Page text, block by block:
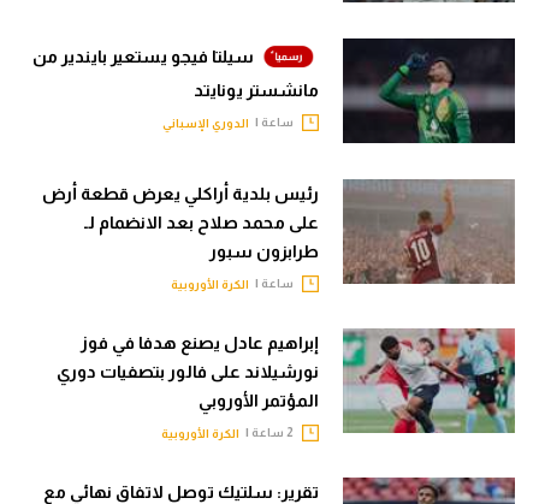
سيلتا فيجو يستعير بايندير من
مانشستر يونايتد
ساعة | الدوري الإسباني
رئيس بلدية أراكلي يعرض قطعة أرض
على محمد صلاح بعد الانضمام لـ
طرابزون سبور
ساعة | الكرة الأوروبية
إبراهيم عادل يصنع هدفا في فوز
نورشيلاند على فالور بتصفيات دوري
المؤتمر الأوروبي
الكرة الأوروبية
تقرير: سلتيك توصل لاتفاق نهائي مع